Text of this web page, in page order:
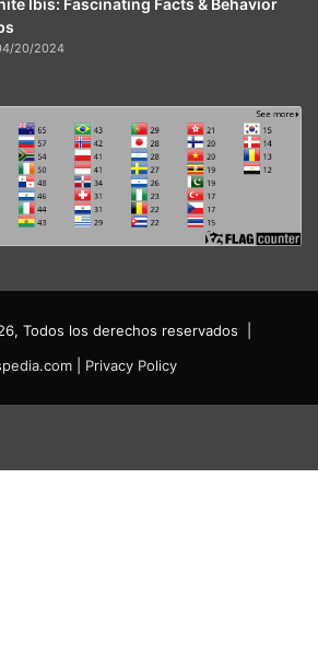
Ibis: Fascinating Facts & Behavior
20/2024
Todos los derechos reservados |
| Privacy Policy